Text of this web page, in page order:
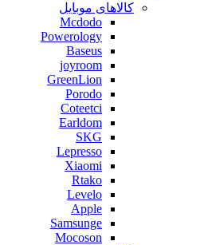
کالاهای موبایل
Mcdodo
Powerology
Baseus
joyroom
GreenLion
Porodo
Coteetci
Earldom
SKG
Lepresso
Xiaomi
Rtako
Levelo
Apple
Samsunge
Mocoson